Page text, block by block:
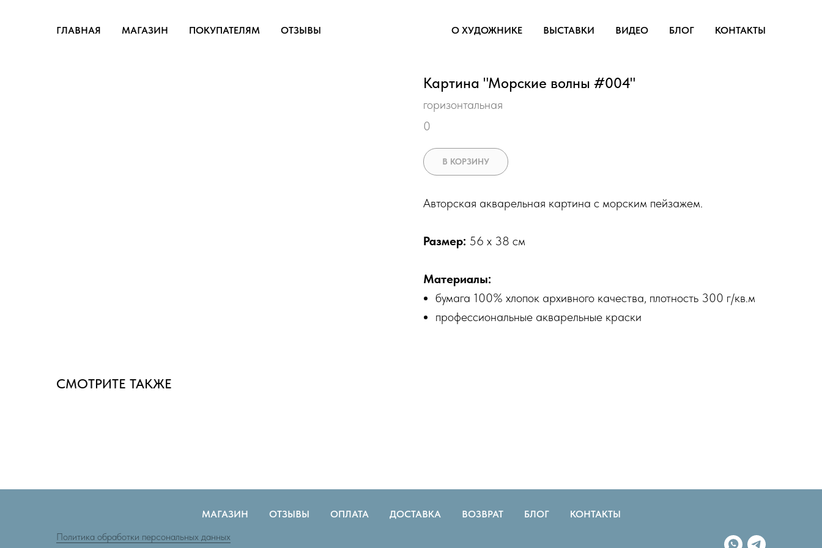
ГЛАВНАЯ МАГАЗИН ПОКУПАТЕЛЯМ ОТЗЫВЫ О ХУДОЖНИКЕ ВЫСТАВКИ ВИДЕО БЛОГ КОНТАКТЫ
Картина "Морские волны #004"
горизонтальная
0
В КОРЗИНУ
Авторская акварельная картина с морским пейзажем.
Размер: 56 х 38 см
Материалы:
бумага 100% хлопок архивного качества, плотность 300 г/кв.м
профессиональные акварельные краски
СМОТРИТЕ ТАКЖЕ
МАГАЗИН ОТЗЫВЫ ОПЛАТА ДОСТАВКА ВОЗВРАТ БЛОГ
КОНТАКТЫ
Политика обработки персональных данных